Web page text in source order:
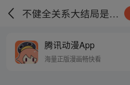
不健全关系大结局是he吗
腾讯动漫App
海量正版漫画畅快看